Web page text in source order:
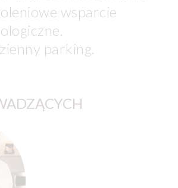
wsparcie
parking.